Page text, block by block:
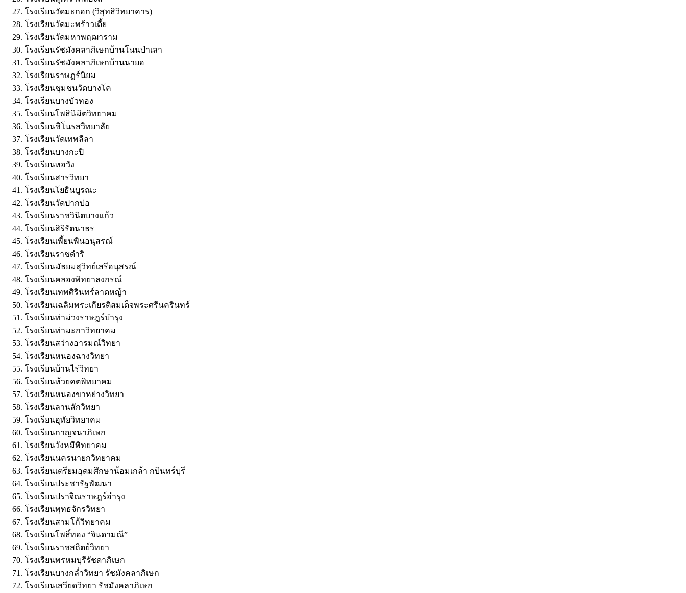
โรงเรียนวัดมะกอก (วิสุทธิวิทยาคาร)
โรงเรียนวัดมะพร้าวเตี้ย
โรงเรียนวัดมหาพฤฒาราม
โรงเรียนรัชมังคลาภิเษกบ้านโนนป่าเลา
โรงเรียนรัชมังคลาภิเษกบ้านนายอ
โรงเรียนราษฎร์นิยม
โรงเรียนชุมชนวัดบางโค
โรงเรียนบางบัวทอง
โรงเรียนโพธินิมิตวิทยาคม
โรงเรียนชิโนรสวิทยาลัย
โรงเรียนวัดเทพลีลา
โรงเรียนบางกะปิ
โรงเรียนหอวัง
โรงเรียนสารวิทยา
โรงเรียนโยธินบูรณะ
โรงเรียนวัดปากบ่อ
โรงเรียนราชวินิตบางแก้ว
โรงเรียนสิริรัตนาธร
โรงเรียนเพี้ยนพินอนุสรณ์
โรงเรียนราชดำริ
โรงเรียนมัธยมสุวิทย์เสรีอนุสรณ์
โรงเรียนคลองพิทยาลงกรณ์
โรงเรียนเทพศิรินทร์ลาดหญ้า
โรงเรียนเฉลิมพระเกียรติสมเด็จพระศรีนครินทร์
โรงเรียนท่าม่วงราษฎร์บำรุง
โรงเรียนท่ามะกาวิทยาคม
โรงเรียนสว่างอารมณ์วิทยา
โรงเรียนหนองฉางวิทยา
โรงเรียนบ้านไร่วิทยา
โรงเรียนห้วยคตพิทยาคม
โรงเรียนหนองขาหย่างวิทยา
โรงเรียนลานสักวิทยา
โรงเรียนอุทัยวิทยาคม
โรงเรียนกาญจนาภิเษก
โรงเรียนวังหมีพิทยาคม
โรงเรียนนครนายกวิทยาคม
โรงเรียนเตรียมอุดมศึกษาน้อมเกล้า กบินทร์บุรี
โรงเรียนประชารัฐพัฒนา
โรงเรียนปราจิณราษฎร์อำรุง
โรงเรียนพุทธจักรวิทยา
โรงเรียนสามโก้วิทยาคม
โรงเรียนโพธิ์ทอง “จินดามณี”
โรงเรียนราชสถิตย์วิทยา
โรงเรียนพรหมบุรีรัชดาภิเษก
โรงเรียนบางกล่ำวิทยา รัชมังคลาภิเษก
โรงเรียนเสวียดวิทยา รัชมังคลาภิเษก